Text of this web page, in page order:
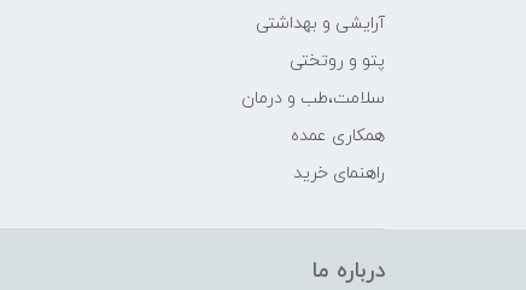
آرایشی و بهداشتی
پتو و روتختی
سلامت،طب و درمان
همکاری عمده
راهنمای خرید
درباره ما